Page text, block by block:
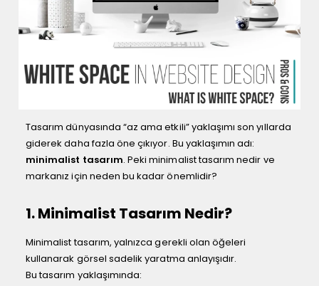
Tasarım dünyasında “az ama etkili” yaklaşımı son yıllarda
giderek daha fazla öne çıkıyor. Bu yaklaşımın adı:
minimalist tasarım. Peki minimalist tasarım nedir ve
markanız için neden bu kadar önemlidir?
1. Minimalist Tasarım Nedir?
Minimalist tasarım, yalnızca gerekli olan öğeleri
kullanarak görsel sadelik yaratma anlayışıdır.
Bu tasarım yaklaşımında: